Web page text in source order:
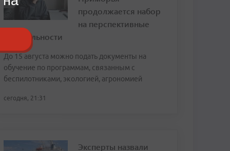
продолжается набор
на перспективные
специальности
До 15 августа можно подать документы на
обучение по программам, связанным с
беспилотниками, экологией, агрономией
сегодня, 21:31
Эксперты назвали